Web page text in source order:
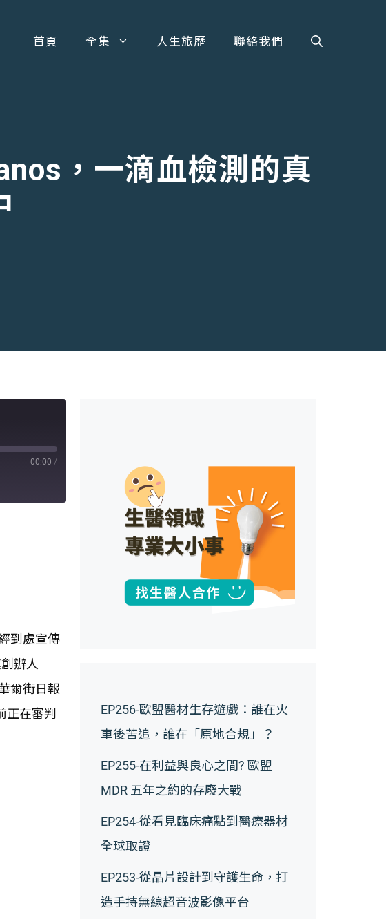
首頁 全集 人生旅歷 聯絡我們
，一滴血檢測的真
00:00 /
到處宣傳
辦人
爾街日報
正在審判
EP256-歐盟醫材生存遊戲：誰在火
車後苦追，誰在「原地合規」？
EP255-在利益與良心之間? 歐盟
MDR 五年之約的存廢大戰
EP254-從看見臨床痛點到醫療器材
全球取證
EP253-從晶片設計到守護生命，打
造手持無線超音波影像平台